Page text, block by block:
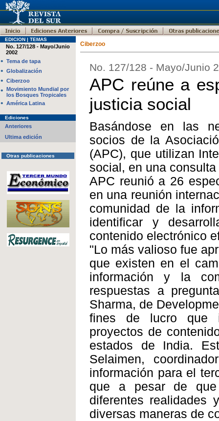
EDICION | TEMAS
No. 127/128 - Mayo/Junio
2002
• Tema de tapa
• Globalización
• Ciberzoo
• Movimiento Mundial por
los Bosques Tropicales
• América Latina
Ediciones
Anteriores
Ultima edición
Otras publicaciones
Ciberzoo
No. 127/128 - Mayo/Junio
APC reúne a
justicia social
Basándose en las
socios de la
(APC), que utilizan
social, en una
APC reunió a 26
en una reunión
comunidad de la
identificar y
contenido electrónico
"Lo más valioso fue
que existen en el
información y la
respuestas a
Sharma, de
fines de lucro que
proyectos de
estados de India.
Selaimen,
información para el
que a pesar de que
diferentes realidades
diversas maneras de